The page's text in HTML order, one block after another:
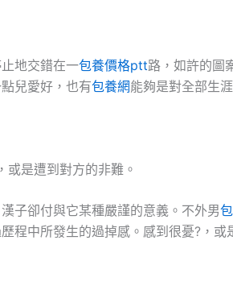
地交錯在一包養價格ptt路，如許的圖
兒愛好，也有包養網能夠是對全部生
或是遭到對方的非難。
子卻付與它某種嚴謹的意義。不外男
程中所發生的過掉感。感到很憂?，或